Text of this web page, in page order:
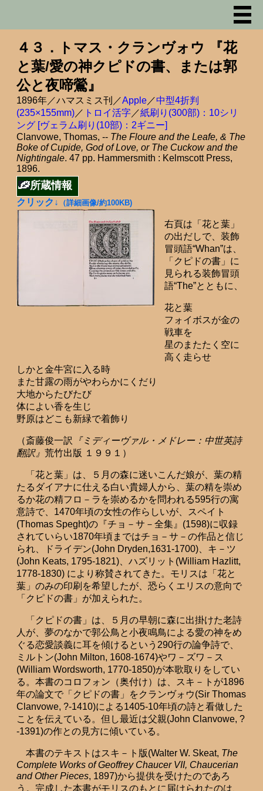
４３．トマス・クランヴォウ 『花
と葉/愛の神クピドの書、または郭
公と夜啼鶯』
1896年／ハマスミス刊／Apple ／中型4折判
(235×155mm) ／ トロイ活字 ／紙刷り(300部)：10シリ
ング [ヴェラム刷り(10部)：2ギニー]
Clanvowe, Thomas, -- The Floure and the Leafe, & The
Boke of Cupide, God of Love, or The Cuckow and the
Nightingale. 47 pp. Hammersmith : Kelmscott Press,
1896.
所蔵情報
クリック↓ （詳細画像/約100KB)
右頁は「花と葉」
の出だしで、装飾
冒頭語“Whan”は、
「クピドの書」に
見られる装飾冒頭
語“The”とともに、
花と葉
フォイボスが金の
戦車を
星のまたたく空に
高く走らせ
しかと金牛宮に入る時
また甘露の雨がやわらかにくだり
大地からたびたび
体によい香を生じ
野原はどこも新緑で着飾り
（斎藤俊一訳
『ミディーヴァル・メドレー：中世英詩
翻訳』 荒竹出版 １９９１）
「花と葉」は、５月の森に迷いこんだ娘が、葉の精
たるダイアナに仕える白い貴婦人から、葉の精を崇め
るか花の精フロ－ラを崇めるかを問われる595行の寓
意詩で、1470年頃の女性の作らしいが、スペイト
(Thomas Speght)の『チョ－サ－全集』(1598)に収録
されていらい1870年頃まではチョ－サ－の作品と信じ
られ、ドライデン(John Dryden,1631-1700)、キ－ツ
(John Keats, 1795-1821)、ハズリット(William Hazlitt,
1778-1830) により称賛されてきた。モリスは「花と
葉」のみの印刷を希望したが、恐らくエリスの意向で
「クピドの書」が加えられた。
「クピドの書」は、５月の早朝に森に出掛けた老詩
人が、夢のなかで郭公鳥と小夜鳴鳥による愛の神をめ
ぐる恋愛談義に耳を傾けるという290行の論争詩で、
ミルトン(John Milton, 1608-1674)やワ－ズワ－ス
(William Wordsworth, 1770-1850)が本歌取りをしてい
る。本書のコロフォン（奥付け）は、スキ－トが1896
年の論文で「クピドの書」をクランヴォウ(Sir Thomas
Clanvowe, ?-1410)による1405-10年頃の詩と看做した
ことを伝えている。但し最近は父親(John Clanvowe, ?
-1391)の作との見方に傾いている。
本書のテキストはスキ－ト版(Walter W. Skeat, The
Complete Works of Geoffrey Chaucer VII, Chaucerian
and Other Pieces, 1897)から提供を受けたのであろ
う。完成した本書がモリスのもとに届けられたのは、